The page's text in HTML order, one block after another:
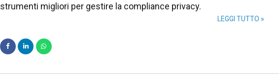
strumenti migliori per gestire la compliance privacy.
LEGGI TUTTO »